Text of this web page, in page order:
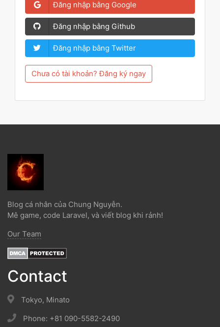
Đăng nhập bằng Google
Đăng nhập bằng Github
Đăng nhập bằng Twitter
Chưa có tài khoản? Đăng ký ngay
Blog cá nhân của Chung Nguyễn.
Mê game, code Laravel, và viết blog khi rảnh!
Our Team
Contact
Tokyo, Minato
Phone: +81 090-5582-2490